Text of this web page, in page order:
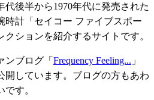
代後半から1970年代に発売された
時計「セイコー ファイブスポー
ションを紹介するサイトです。
ンブログ「 Frequency Feeling... 」
開しています。ブログの方もあわ
す。